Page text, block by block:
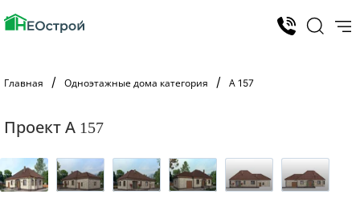
Главная Одноэтажные дома категория А 157
Проект А 157